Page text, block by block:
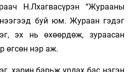
Н.Лхагвасүрэн “Журааны
нээгээд буй юм. Жураан гэдэг
эх нь өхөөрдөж, зураасан
өгсөн нэр аж.